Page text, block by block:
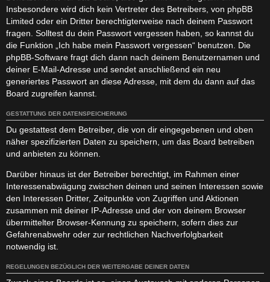
Insbesondere wird dich kein Vertreter des Betreibers, von phpBB
Limited oder ein Dritter berechtigterweise nach deinem Passwort
fragen. Solltest du dein Passwort vergessen haben, so kannst du
die Funktion „Ich habe mein Passwort vergessen“ benutzen. Die
phpBB-Software fragt dich dann nach deinem Benutzernamen und
deiner E-Mail-Adresse und sendet anschließend ein neu
generiertes Passwort an diese Adresse, mit dem du dann auf das
Board zugreifen kannst.
GESTATTUNG DER DATENSPEICHERUNG
Du gestattest dem Betreiber, die von dir eingegebenen und oben
näher spezifizierten Daten zu speichern, um das Board betreiben
und anbieten zu können.
Darüber hinaus ist der Betreiber berechtigt, im Rahmen einer
Interessenabwägung zwischen deinen und seinen Interessen sowie
den Interessen Dritter, Zeitpunkte von Zugriffen und Aktionen
zusammen mit deiner IP-Adresse und der von deinem Browser
übermittelter Browser-Kennung zu speichern, sofern dies zur
Gefahrenabwehr oder zur rechtlichen Nachverfolgbarkeit
notwendig ist.
REGELUNGEN BEZÜGLICH DER WEITERGABE DEINER DATEN